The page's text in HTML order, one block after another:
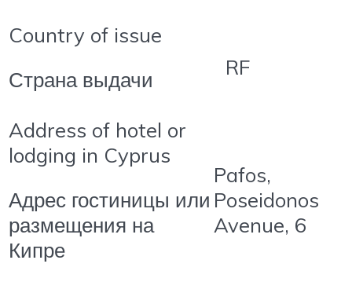
Country of issue
Страна выдачи
RF
Address of hotel or
lodging in Cyprus
Адрес гостиницы или
размещения на
Кипре
Pafos,
Poseidonos
Avenue, 6